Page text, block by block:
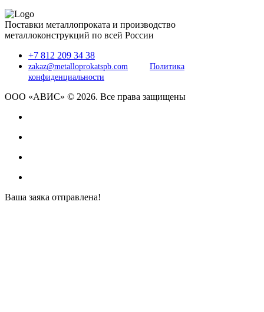
Поставки металлопроката и производство
металлоконструкций по всей России
+7 812 209 34 38
zakaz@metalloprokatspb.com
Политика
конфиденциальности
ООО «АВИС» © 2026. Все права защищены
Ваша заяка отправлена!